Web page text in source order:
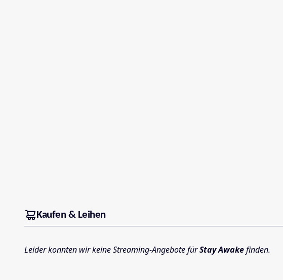
Kaufen & Leihen
Leider konnten wir keine Streaming-Angebote fürStay Awakefinden.